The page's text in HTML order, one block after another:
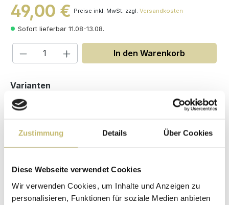
Zustimmung Details Über Cookies
Diese Webseite verwendet Cookies
Wir verwenden Cookies, um Inhalte und Anzeigen zu
personalisieren, Funktionen für soziale Medien anbieten
49,00 € Preise inkl. MwSt. zzgl. Versandkosten
Sofort lieferbar 11.08-13.08.
Produkt Anzahl: Gib den
In den Warenkorb
Varianten
Maße (H/B/T): 93 / 52 / 36.1 cm
Hochwertige
Materialien
Herstellerpreis
ohne
Zwischenhändler